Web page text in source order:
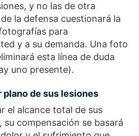
y no las de otra
la defensa cuestionará la
para
y a su demanda. Una foto
esta línea de duda
uno presente).
plano de sus lesiones
el alcance total de sus
su compensación se basará